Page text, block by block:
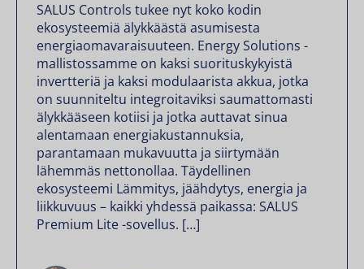
SALUS Controls tukee nyt koko kodin
ekosysteemiä älykkäästä asumisesta
energiaomavaraisuuteen. Energy Solutions -
mallistossamme on kaksi suorituskykyistä
invertteriä ja kaksi modulaarista akkua, jotka
on suunniteltu integroitaviksi saumattomasti
älykkääseen kotiisi ja jotka auttavat sinua
alentamaan energiakustannuksia,
parantamaan mukavuutta ja siirtymään
lähemmäs nettonollaa. Täydellinen
ekosysteemi Lämmitys, jäähdytys, energia ja
liikkuvuus – kaikki yhdessä paikassa: SALUS
Premium Lite -sovellus. […]